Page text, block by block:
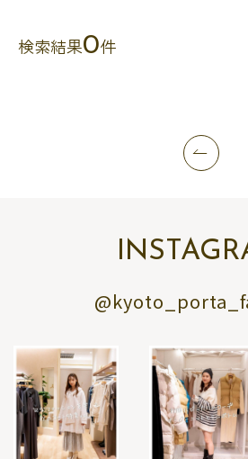
検索結果0件